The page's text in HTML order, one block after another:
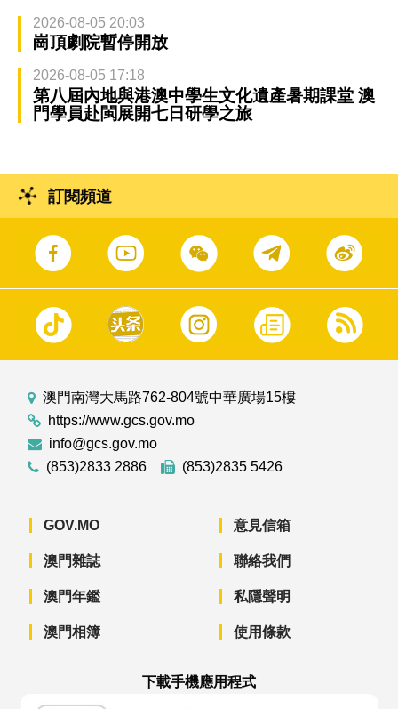
2026-08-05 20:03
崗頂劇院暫停開放
2026-08-05 17:18
第八屆內地與港澳中學生文化遺產暑期課堂 澳
門學員赴閩展開七日研學之旅
訂閱頻道
澳門南灣大馬路762-804號中華廣場15樓
https://www.gcs.gov.mo
info@gcs.gov.mo
(853)2833 2886
(853)2835 5426
GOV.MO
澳門雜誌
澳門年鑑
澳門相簿
意見信箱
聯絡我們
私隱聲明
使用條款
下載手機應用程式